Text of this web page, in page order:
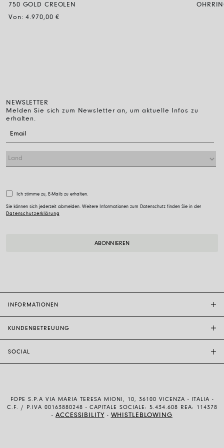
750 GOLD CREOLEN
Von:4.970,00€
NEWSLETTER
Melden Sie sich zum Newsletter an, um aktuelle Infos zu
erhalten.
Ich stimme zu, E-Mails zu erhalten.
Sie können sich jederzeit abmelden. Weitere Informationen zum Datenschutz finden Sie in der
Datenschutzerklärung
INFORMATIONEN
KUNDENBETREUUNG
VERSAND UND RÜCKSENDUNG
ZAHLUNSMETHODEN
SOCIAL
YOUTUBE
FOPE S.P.A VIA MARIA TERESA MIONI, 10, 36100 VICENZA - ITALIA -
C.F. / P.IVA 00163880248 - CAPITALE SOCIALE: 5.434.608 REA: 114378
-ACCESSIBILITY - WHISTLEBLOWING